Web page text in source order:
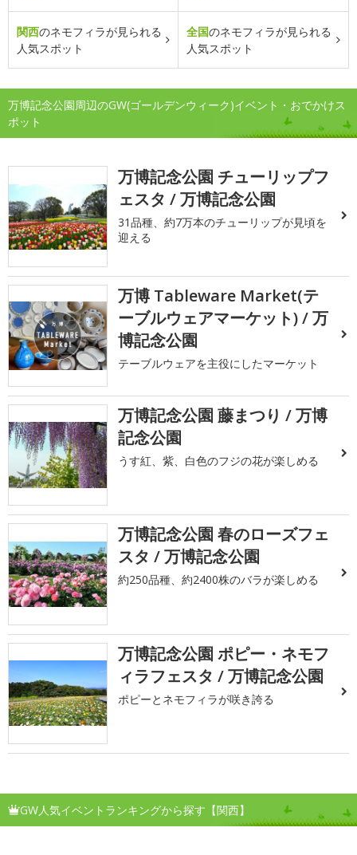
関西のネモフィラが見られる
人気スポット
全国のネモフィラが見られる
人気スポット
万博記念公園周辺のGW(ゴールデンウィーク)イベント・おでかけス
ポット
万博記念公園 チューリップフ
ェスタ / 万博記念公園
31品種、約7万本のチューリップが見頃を
迎える
万博 Tableware Market(テ
ーブルウェアマーケット) / 万
博記念公園
テーブルウェアを主役にしたマーケット
万博記念公園 藤まつり / 万博
記念公園
うす紅、紫、白色のフジの花が楽しめる
万博記念公園 春のローズフェ
スタ / 万博記念公園
約250品種、約2400株のバラが楽しめる
万博記念公園 ポピー・ネモフ
ィラフェスタ / 万博記念公園
ポピーとネモフィラが咲き誇る
GW人気イベントランキングから探す【関西】